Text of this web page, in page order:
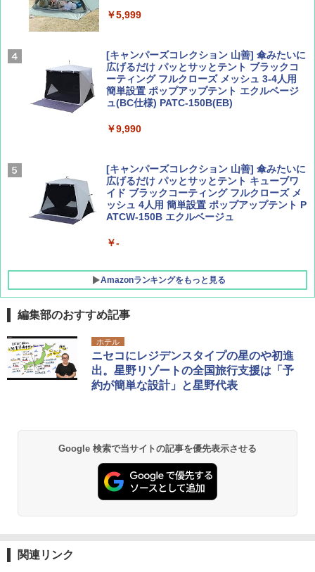
AIRLINE（エアライン）2026年9月号【特
集】ボーイング110周年を祝して！
￥1,760
ァキア 2026～2027 地球の歩き方A ヨーロッ
￥2,277
新しい日本地理 地図・統計・移動から読み
解く (講談社現代新書)
￥1,540
￥5,999
[キャンパーズコレクション 山善] 傘みたいに
広げるだけ パッとサッとテント ブラックコ
ーティング フルクローズ メッシュ 3-4人用
簡単設置 ポップアップテント エクルベージ
ュ(BC仕様) PATC-150B(EB)
￥9,990
[キャンパーズコレクション 山善] 傘みたいに
広げるだけ パッとサッとテント キューブワ
イド ブラックコーティング フルクローズ メ
ッシュ 4人用 簡単設置 ポップアップテント P
ATCW-150B エクルベージュ
￥-
Amazonランキングをもっと見る
DEWEL パラソル 大型 ビーチ アウトドアパ
ラソル ガーデン サイトシート付 折りたたみ
防水 UVカット 4段階高さ調整 軽量 収納袋付
き
【日本企業販売】超強力クマ対策スプレー 30
0ml（連続噴射30秒）110ml（連続噴射15
秒）射程5～10m 安全ロック搭載 携帯収納袋
付き ヒグマ・イノシシ対策 自治体・教育機
関の購入実績 登山・キャンプ・アウトドア・
編集部のおすすめ記事
ホテル
ニセコにレジデンスタイプの星のや初進
出。星野リゾートの全国旅行支援は「予
約が簡単な設計」と星野代表
Google 検索で当サイトの記事を優先表示させる
関連リンク